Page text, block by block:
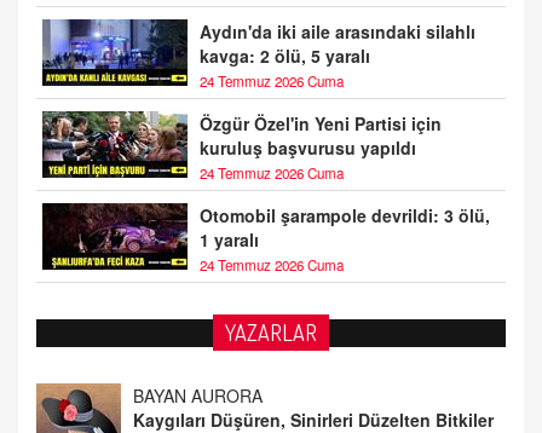
Aydın'da iki aile arasındaki silahlı
kavga: 2 ölü, 5 yaralı
24 Temmuz 2026 Cuma
Özgür Özel'in Yeni Partisi için
kuruluş başvurusu yapıldı
24 Temmuz 2026 Cuma
Otomobil şarampole devrildi: 3 ölü,
1 yaralı
24 Temmuz 2026 Cuma
YAZARLAR
DOKTOR CİVANIM
Mastürbasyon ve Tatmin: Bir Keşif Yolculuğu